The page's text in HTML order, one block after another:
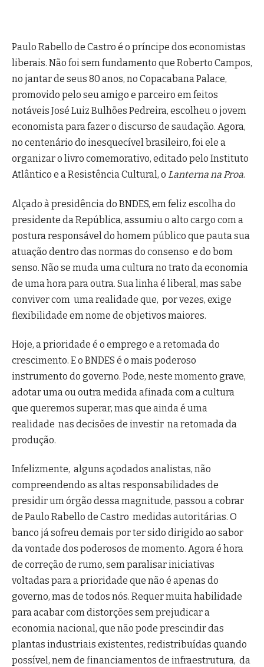
Paulo Rabello de Castro é o príncipe dos economistas
liberais. Não foi sem fundamento que Roberto Campos,
no jantar de seus 80 anos, no Copacabana Palace,
promovido pelo seu amigo e parceiro em feitos
notáveis José Luiz Bulhões Pedreira, escolheu o jovem
economista para fazer o discurso de saudação. Agora,
no centenário do inesquecível brasileiro, foi ele a
organizar o livro comemorativo, editado pelo Instituto
Atlântico e a Resistência Cultural, o Lanterna na Proa.
Alçado à presidência do BNDES, em feliz escolha do
presidente da República, assumiu o alto cargo com a
postura responsável do homem público que pauta sua
atuação dentro das normas do consenso e do bom
senso. Não se muda uma cultura no trato da economia
de uma hora para outra. Sua linha é liberal, mas sabe
conviver com uma realidade que, por vezes, exige
flexibilidade em nome de objetivos maiores.
Hoje, a prioridade é o emprego e a retomada do
crescimento. E o BNDES é o mais poderoso
instrumento do governo. Pode, neste momento grave,
adotar uma ou outra medida afinada com a cultura
que queremos superar, mas que ainda é uma
realidade nas decisões de investir na retomada da
produção.
Infelizmente, alguns açodados analistas, não
compreendendo as altas responsabilidades de
presidir um órgão dessa magnitude, passou a cobrar
de Paulo Rabello de Castro medidas autoritárias. O
banco já sofreu demais por ter sido dirigido ao sabor
da vontade dos poderosos de momento. Agora é hora
de correção de rumo, sem paralisar iniciativas
voltadas para a prioridade que não é apenas do
governo, mas de todos nós. Requer muita habilidade
para acabar com distorções sem prejudicar a
economia nacional, que não pode prescindir das
plantas industriais existentes, redistribuídas quando
possível, nem de financiamentos de infraestrutura, da